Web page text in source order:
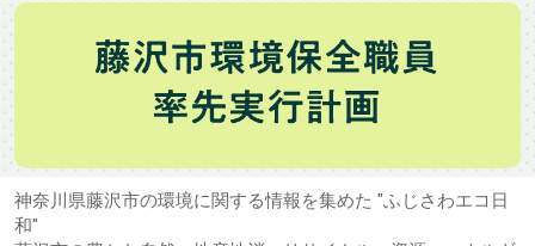
神奈川県藤沢市の環境に関する情報を集めた "ふじさわエコ日
和"